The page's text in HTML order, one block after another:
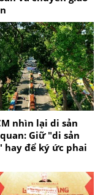
nhìn lại di sản
Giữ "di sản
hay để ký ức phai